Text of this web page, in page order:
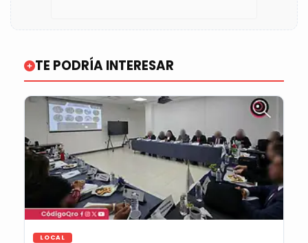
TE PODRÍA INTERESAR
LOCAL